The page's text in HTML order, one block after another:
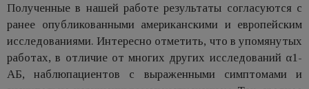
Полученные в нашей работе результаты согласуются с
ранее опубликованными американскими и европейским
исследованиями. Интересно отметить, что в упомянутых
работах, в отличие от многих других исследований α1-
АБ, наблюпациентов с выраженными симптомами и